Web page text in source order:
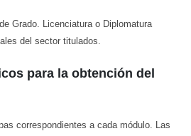
Grado. Licenciatura o Diplomatura
del sector titulados.
para la obtención del
correspondientes a cada módulo. Las